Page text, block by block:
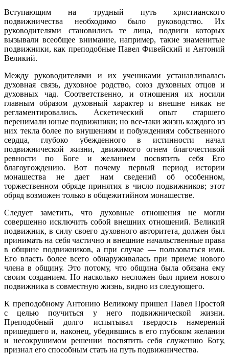
Вступающим на трудный путь христианского
подвижничества необходимо было руководство. Их
руководителями становились те лица, подвиги которых
вызывали всеобщее внимание, например, такие знаменитые
подвижники, как преподобные Павел Фивейский и Антоний
Великий.
Между руководителями и их учениками устанавливалась
духовная связь, духовное родство, союз духовных отцов и
духовных чад. Соответственно, и отношения их носили
главным образом духовный характер и внешне никак не
регламентировались. Аскетический опыт старшего
перенимали юные подвижники; но все-таки жизнь каждого из
них текла более по внушениям и побуждениям собственного
сердца, глубоко убежденного в истинности начал
подвижнической жизни, движимого огнем благочестивой
ревности по Боге и желанием посвятить себя Его
благоугождению. Вот почему первый период истории
монашества не дает нам сведений об особенном,
торжественном обряде принятия в число подвижников; этот
обряд возможен только в общежитийном монашестве.
Следует заметить, что духовные отношения не могли
совершенно исключить собой внешних отношений. Великий
подвижник, в силу своего духовного авторитета, должен был
принимать на себя частично и внешние начальственные права
в общине подвижников, а при случае — пользоваться ими.
Его власть более всего обнаруживалась при приеме нового
члена в общину. Это потому, что община была обязана ему
своим созданием. Но насколько несложен был прием нового
подвижника в совместную жизнь, видно из следующего.
К преподобному Антонию Великому пришел Павел Простой
с целью поучиться у него подвижнической жизни.
Преподобный долго испытывал твердость намерений
пришедшего и, наконец, убедившись в его глубоком желании
и несокрушимом решении посвятить себя служению Богу,
признал его способным стать на путь подвижничества.